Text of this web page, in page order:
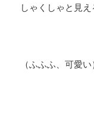
しゃくしゃと見え
（ふふふ、可愛い